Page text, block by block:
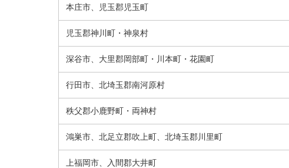
本庄市、児玉郡児玉町
児玉郡神川町・神泉村
深谷市、大里郡岡部町・川本町・花園町
行田市、北埼玉郡南河原村
秩父郡小鹿野町・両神村
鴻巣市、北足立郡吹上町、北埼玉郡川里町
上福岡市、入間郡大井町